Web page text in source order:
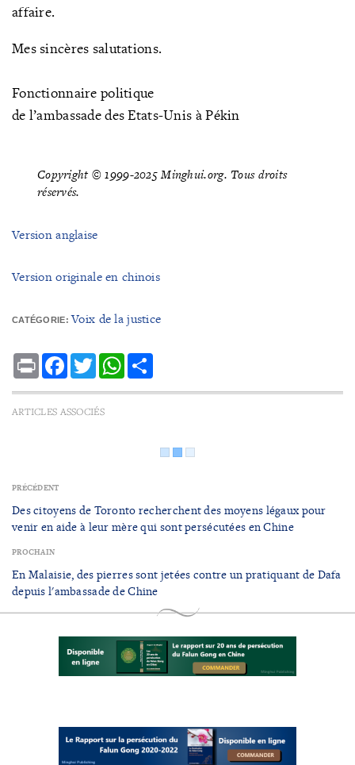
affaire.
Mes sincères salutations.
Fonctionnaire politique
de l’ambassade des Etats-Unis à Pékin
Copyright © 1999-2025 Minghui.org. Tous droits
réservés.
Version anglaise
Version originale en chinois
CATÉGORIE:Voix de la justice
Print Facebook
TwitterWhatsApp
ARTICLES ASSOCIÉS
PRÉCÉDENT
Des citoyens de Toronto recherchent des moyens légaux pour
venir en aide à leur mère qui sont persécutées en Chine
PROCHAIN
En Malaisie, des pierres sont jetées contre un pratiquant de Dafa
depuis l'ambassade de Chine